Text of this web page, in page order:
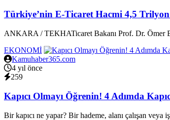
Türkiye’nin E-Ticaret Hacmi 4,5
ANKARA / TEKHATicaret Bakanı Prof. Dr. Ömer
EKONOMİ
Kamuhaber365.com
4 yıl önce
259
Kapıcı Olmayı Öğrenin! 4 Adımda
Bir kapıcı ne yapar? Bir hademe, alanı çalışan veya